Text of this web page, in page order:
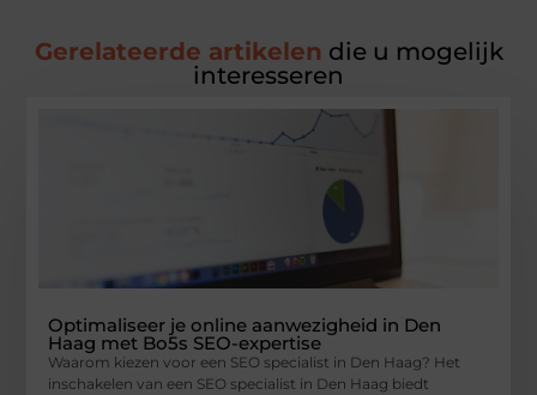
Gerelateerde artikelen die u mogelijk
interesseren
Optimaliseer je online aanwezigheid in Den
Haag met Bo5s SEO-expertise
Waarom kiezen voor een SEO specialist in Den Haag? Het
inschakelen van een SEO specialist in Den Haag biedt